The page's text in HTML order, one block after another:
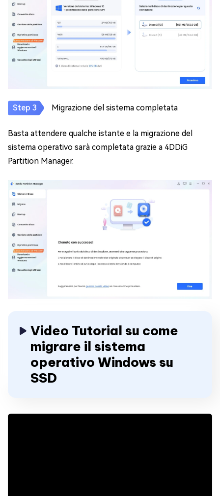
Migrazione del sistema completata
Basta attendere qualche istante e la migrazione del
sistema operativo sarà completata grazie a 4DDiG
Partition Manager.
Video Tutorial su come
migrare il sistema
operativo Windows su
SSD